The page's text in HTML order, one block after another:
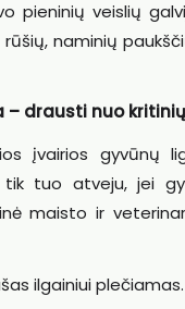
pieninių veislių
naminių
– drausti nuo
įvairios gyvūnų
tik tuo atveju, jei
maisto ir
ilgainiui